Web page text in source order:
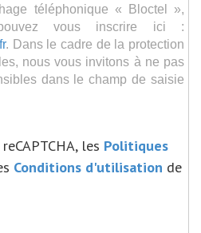
téléphonique « Bloctel »,
vous inscrire ici :
. Dans le cadre de la protection
nous vous invitons à ne pas
dans le champ de saisie
les Politiques
Conditions d'utilisation de